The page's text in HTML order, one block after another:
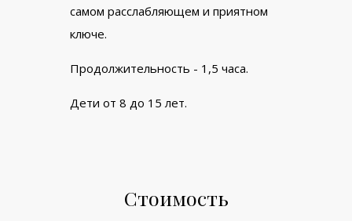
самом расслабляющем и приятном
ключе.
Продолжительность - 1,5 часа.
Дети от 8 до 15 лет.
Стоимость